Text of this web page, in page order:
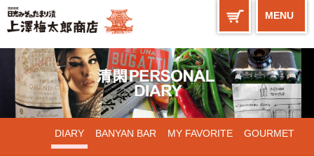
MENU
DIARY BANYAN BAR MY FAVORITE GOURMET